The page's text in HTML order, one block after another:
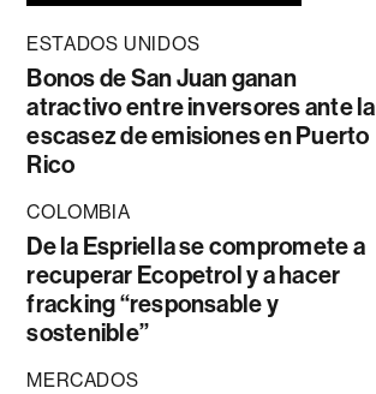
ESTADOS UNIDOS
Bonos de San Juan ganan
atractivo entre inversores ante la
escasez de emisiones en Puerto
Rico
COLOMBIA
De la Espriella se compromete a
recuperar Ecopetrol y a hacer
fracking “responsable y
sostenible”
MERCADOS